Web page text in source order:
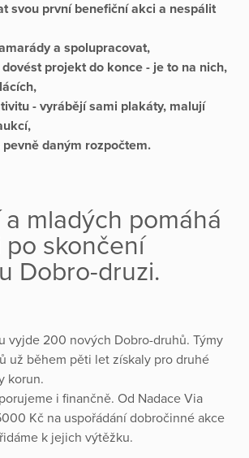
svou první benefiční akci a nespálit
a spolupracovat,
projekt do konce - je to na nich,
- vyrábějí sami plakáty, malují
daným rozpočtem.
mladých pomáhá
skončení
Dobro-druzi.
vyjde 200 nových Dobro-druhů. Týmy
už během pěti let získaly pro druhé
korun.
i finančně. Od Nadace Via
Kč na uspořádání dobročinné akce
k jejich výtěžku.